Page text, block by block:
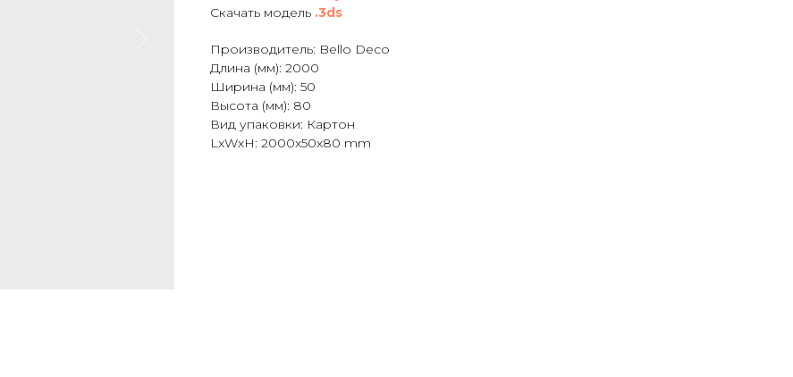
Скачать модель .3ds
Производитель: Bello Deco
Длина (мм): 2000
Ширина (мм): 50
Высота (мм): 80
Вид упаковки: Картон
LxWxH: 2000x50x80 mm